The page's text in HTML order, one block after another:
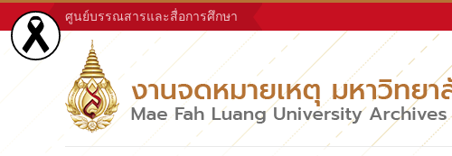
to
content
ศูนย์บรรณสารและสื่อการศึกษา